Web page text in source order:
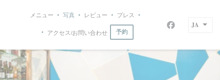
メニュー 写真 レビュー プレス
アクセス/お問い合わせ
予約 Facebook ((
JA